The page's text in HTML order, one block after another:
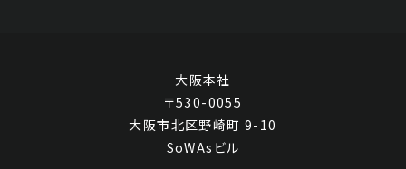
大阪本社
〒530-0055
大阪市北区野崎町 9-10
SoWAsビル